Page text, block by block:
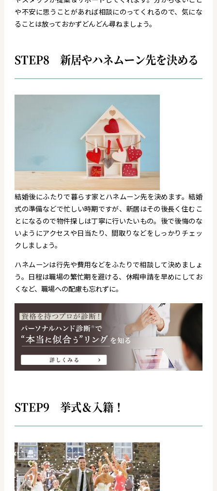
や不安に思うことがあれば相談にのってくれるので、気にな
ることは放っておかずどんどん尋ねましょう。
STEP8 新居やハネムーン先を決める
結婚後にふたりで暮らす家とハネムーン先を決めます。結婚
式の準備などで忙しい時期ですが、新居はその後長く住むこ
とになるので物件探しは丁寧に行いたいもの。後で後悔のな
いようにアクセスや日当たり、間取りなどをしっかりチェッ
クしましょう。
ハネムーンは行先や費用などをふたりで相談して決めましょ
う。日程は職場の繁忙期を避ける、休暇申請を早めにしてお
くなど、職場への配慮も忘れずに。
STEP9 挙式＆入籍！